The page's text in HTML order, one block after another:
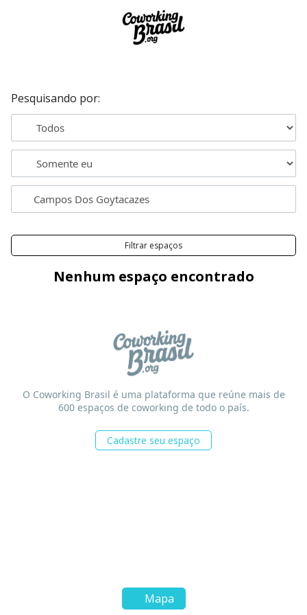
Pesquisando por:
Filtrar espaços
Nenhum espaço encontrado
Mapa
O Coworking Brasil é uma plataforma que reúne mais de
600 espaços de coworking de todo o país.
Cadastre seu espaço